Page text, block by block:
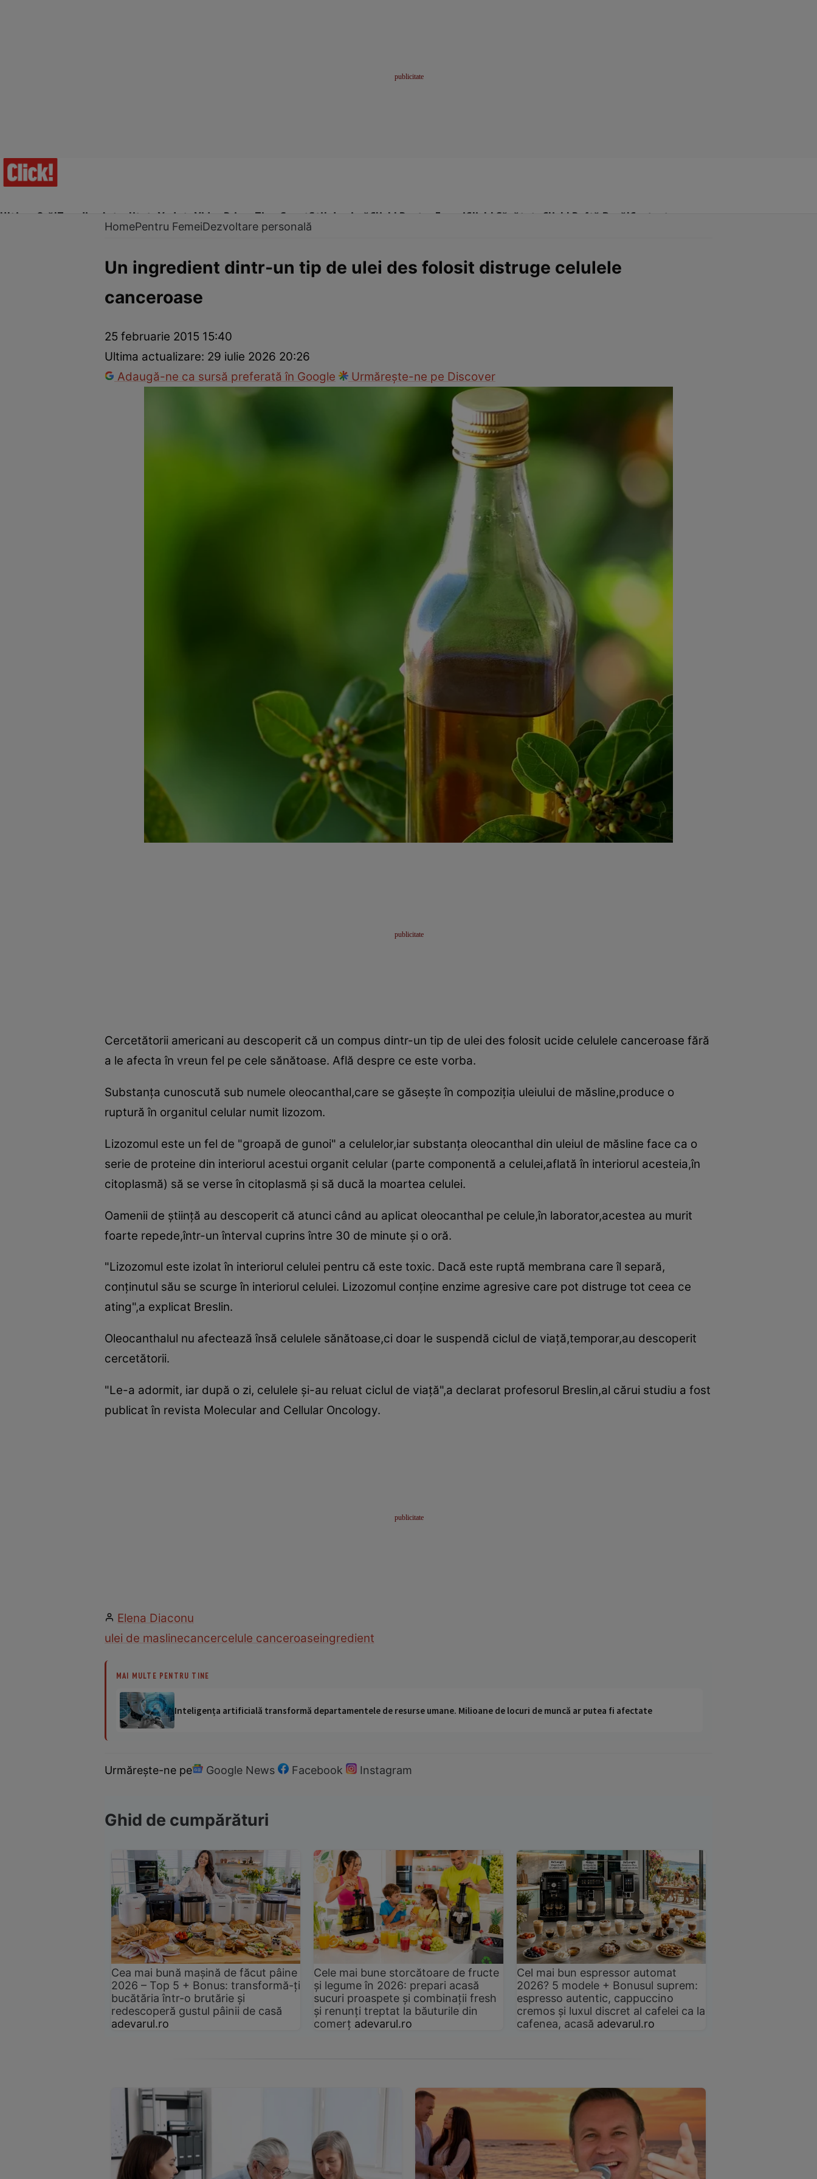
Ultima Oră!Trending Actualitate Vedete Video Prime Time SportStil de viațăClick! Pentru FemeiClick! Sănătate Click! Poftă Bună!Contact
Dezvoltare personalăÎngrijire personalăCasă și grădină
HomePentru FemeiDezvoltare personală
Un ingredient dintr-un tip de ulei des folosit distruge celulele
canceroase
25 februarie 2015 15:40
Ultima actualizare: 29 iulie 2026 20:26
Adaugă-ne ca sursă preferată în Google
Urmărește-ne pe Discover
Cercetătorii americani au descoperit că un compus dintr-un tip de ulei des folosit ucide celulele canceroase fără
a le afecta în vreun fel pe cele sănătoase. Află despre ce este vorba.
Substanţa cunoscută sub numele oleocanthal,care se găseşte în compoziţia uleiului de măsline,produce o
ruptură în organitul celular numit lizozom.
Lizozomul este un fel de "groapă de gunoi" a celulelor,iar substanţa oleocanthal din uleiul de măsline face ca o
serie de proteine din interiorul acestui organit celular (parte componentă a celulei,aflată în interiorul acesteia,în
citoplasmă) să se verse în citoplasmă şi să ducă la moartea celulei.
Oamenii de ştiinţă au descoperit că atunci când au aplicat oleocanthal pe celule,în laborator,acestea au murit
foarte repede,într-un înterval cuprins între 30 de minute şi o oră.
"Lizozomul este izolat în interiorul celulei pentru că este toxic. Dacă este ruptă membrana care îl separă,
conţinutul său se scurge în interiorul celulei. Lizozomul conţine enzime agresive care pot distruge tot ceea ce
ating",a explicat Breslin.
Oleocanthalul nu afectează însă celulele sănătoase,ci doar le suspendă ciclul de viaţă,temporar,au descoperit
cercetătorii.
"Le-a adormit, iar după o zi, celulele şi-au reluat ciclul de viaţă",a declarat profesorul Breslin,al cărui studiu a fost
publicat în revista Molecular and Cellular Oncology.
Elena Diaconu
ulei de maslinecancercelule canceroaseingredient
MAI MULTE PENTRU TINE
Inteligența artificială transformă departamentele de resurse umane. Milioane de locuri de muncă ar putea fi afectate
Urmărește-ne pe Google News Facebook Instagram
Ghid de cumpărături
Cea mai bună mașină de făcut pâine
2026 – Top 5 + Bonus: transformă-ți
bucătăria într-o brutărie și
redescoperă gustul pâinii de casă
adevarul.ro
Cele mai bune storcătoare de fructe
și legume în 2026: prepari acasă
sucuri proaspete și combinații fresh
și renunți treptat la băuturile din
comerț adevarul.ro
Cel mai bun espressor automat
2026? 5 modele + Bonusul suprem:
espresso autentic, cappuccino
cremos și luxul discret al cafelei ca la
cafenea, acasă adevarul.ro